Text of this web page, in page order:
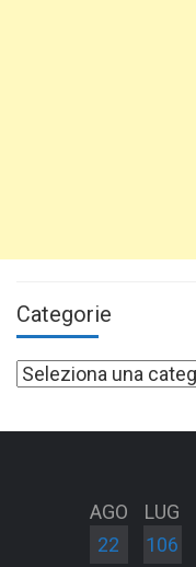
Categorie
Categorie
AGO
22
LUG
106